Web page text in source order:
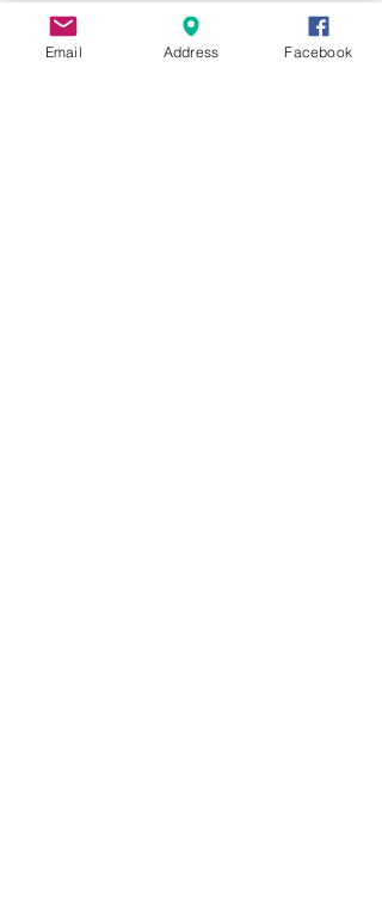
Sendungsverfolgung -
(KUNSTWERK VERFÜGBAR AB
Email Address Facebook